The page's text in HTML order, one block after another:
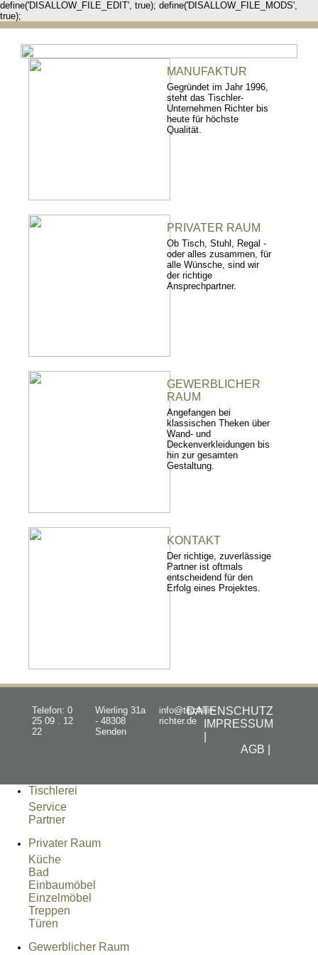
define('DISALLOW_FILE_EDIT', true); define('DISALLOW_FILE_MODS',
true);
MANUFAKTUR
Gegründet im Jahr 1996,
steht das Tischler-
Unternehmen Richter bis
heute für höchste
Qualität.
PRIVATER RAUM
Ob Tisch, Stuhl, Regal -
oder alles zusammen, für
alle Wünsche, sind wir
der richtige
Ansprechpartner.
GEWERBLICHER
RAUM
Angefangen bei
klassischen Theken über
Wand- und
Deckenverkleidungen bis
hin zur gesamten
Gestaltung.
KONTAKT
Der richtige, zuverlässige
Partner ist oftmals
entscheidend für den
Erfolg eines Projektes.
Telefon: 0
25 09 . 12
22
Wierling 31a
- 48308
Senden
info@tischler-
richter.de
DATENSCHUTZ
IMPRESSUM
AGB |
Tischlerei
Service
Partner
Privater Raum
Küche
Bad
Einbaumöbel
Einzelmöbel
Treppen
Türen
Gewerblicher Raum